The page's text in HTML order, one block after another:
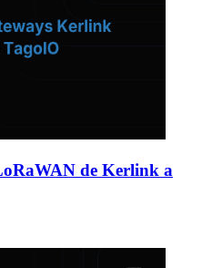
de Kerlink a